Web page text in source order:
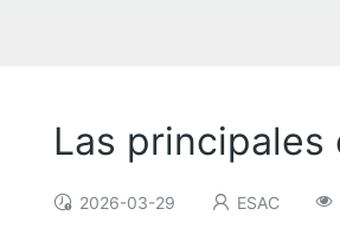
Las
2026-03-29 ESAC